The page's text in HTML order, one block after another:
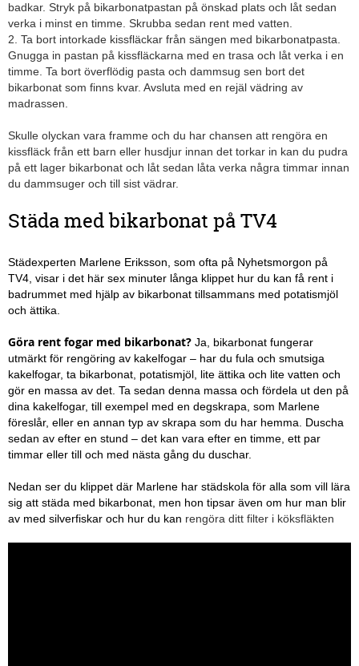
badkar. Stryk på bikarbonatpastan på önskad plats och låt sedan
verka i minst en timme. Skrubba sedan rent med vatten.
2. Ta bort intorkade kissfläckar från sängen med bikarbonatpasta.
Gnugga in pastan på kissfläckarna med en trasa och låt verka i en
timme. Ta bort överflödig pasta och dammsug sen bort det
bikarbonat som finns kvar. Avsluta med en rejäl vädring av
madrassen.
Skulle olyckan vara framme och du har chansen att rengöra en
kissfläck från ett barn eller husdjur innan det torkar in kan du pudra
på ett lager bikarbonat och låt sedan låta verka några timmar innan
du dammsuger och till sist vädrar.
Städa med bikarbonat på TV4
Städexperten Marlene Eriksson, som ofta på Nyhetsmorgon på
TV4, visar i det här sex minuter långa klippet hur du kan få rent i
badrummet med hjälp av bikarbonat tillsammans med potatismjöl
och ättika.
Göra rent fogar med bikarbonat? Ja, bikarbonat fungerar
utmärkt för rengöring av kakelfogar – har du fula och smutsiga
kakelfogar, ta bikarbonat, potatismjöl, lite ättika och lite vatten och
gör en massa av det. Ta sedan denna massa och fördela ut den på
dina kakelfogar, till exempel med en degskrapa, som Marlene
föreslår, eller en annan typ av skrapa som du har hemma. Duscha
sedan av efter en stund – det kan vara efter en timme, ett par
timmar eller till och med nästa gång du duschar.
Nedan ser du klippet där Marlene har städskola för alla som vill lära
sig att städa med bikarbonat, men hon tipsar även om hur man blir
av med silverfiskar och hur du kan rengöra ditt filter i köksfläkten